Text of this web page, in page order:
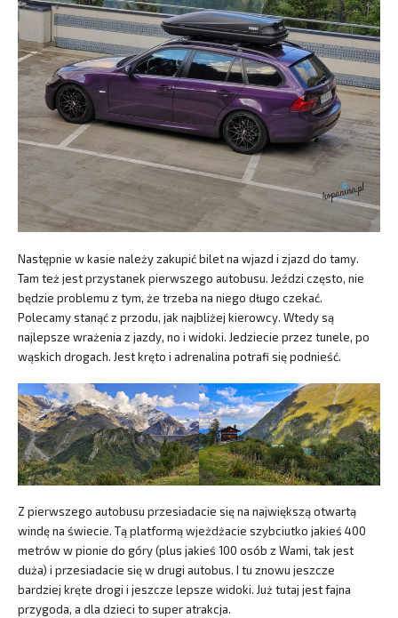
Następnie w kasie należy zakupić bilet na wjazd i zjazd do tamy.
Tam też jest przystanek pierwszego autobusu. Jeździ często, nie
będzie problemu z tym, że trzeba na niego długo czekać.
Polecamy stanąć z przodu, jak najbliżej kierowcy. Wtedy są
najlepsze wrażenia z jazdy, no i widoki. Jedziecie przez tunele, po
wąskich drogach. Jest kręto i adrenalina potrafi się podnieść.
Z pierwszego autobusu przesiadacie się na największą otwartą
windę na świecie. Tą platformą wjeżdżacie szybciutko jakieś 400
metrów w pionie do góry (plus jakieś 100 osób z Wami, tak jest
duża) i przesiadacie się w drugi autobus. I tu znowu jeszcze
bardziej kręte drogi i jeszcze lepsze widoki. Już tutaj jest fajna
przygoda, a dla dzieci to super atrakcja.